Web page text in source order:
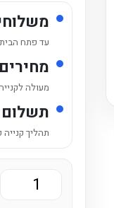
עד פתח
מעולה
תהליך
כמות